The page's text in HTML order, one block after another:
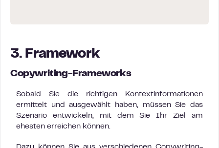
3. Framework
Copywriting-Frameworks
Sobald Sie die richtigen Kontextinformationen
ermittelt und ausgewählt haben, müssen Sie das
Szenario entwickeln, mit dem Sie Ihr Ziel am
ehesten erreichen können.